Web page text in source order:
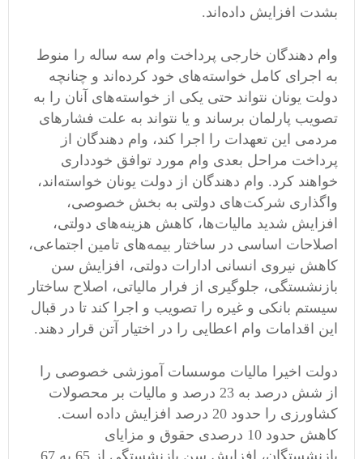
بشدت افزایش داده‌اند.
وام دهندگان خارجی پرداخت وام سه ساله را منوط
به اجرای کامل خواسته‌های خود کرده‌اند و چنانچه
دولت یونان نتواند حتی یکی از خواسته‌های آنان را به
تصویب پارلمان برساند و یا نتواند به علت فشارهای
مردمی این تعهدات را اجرا کند، وام دهندگان از
پرداخت مراحل بعدی وام مورد توافق خودداری
خواهند کرد. وام دهندگان از دولت یونان خواسته‌اند،
واگذاری شرکت‌های دولتی به بخش خصوصی،
افزایش شدید مالیات‌ها، کاهش هزینه‌های دولتی،
اصلاحات اساسی در ساختار بیمه‌های تامین اجتماعی،
کاهش نیروی انسانی ادارات دولتی، افزایش سن
بازنشستگی، جلوگیری از فرار مالیاتی، اصلاح ساختار
سیستم بانکی و غیره را تصویب و اجرا کند تا در قبال
این اقدامات وام اعطایی را در اختیار آتن قرار دهند.
دولت اخیرا مالیات موسسات آموزشی خصوصی را
از شش درصد به 23 درصد و مالیات بر محصولات
کشاورزی را حدود 20 درصد افزایش داده است.
کاهش حدود 10 درصدی حقوق و مزایای
بازنشستگان، افزایش سن بازنشستگی از 65 به 67